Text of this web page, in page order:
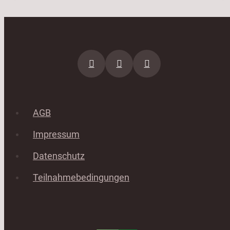
AGB
Impressum
Datenschutz
Teilnahmebedingungen